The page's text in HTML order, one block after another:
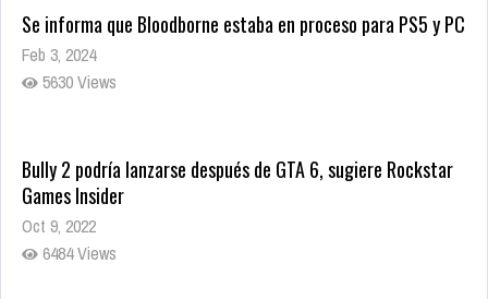
Se informa que Bloodborne estaba en proceso para PS5 y PC
Feb 3, 2024
5630 Views
Bully 2 podría lanzarse después de GTA 6, sugiere Rockstar
Games Insider
Oct 9, 2022
6484 Views